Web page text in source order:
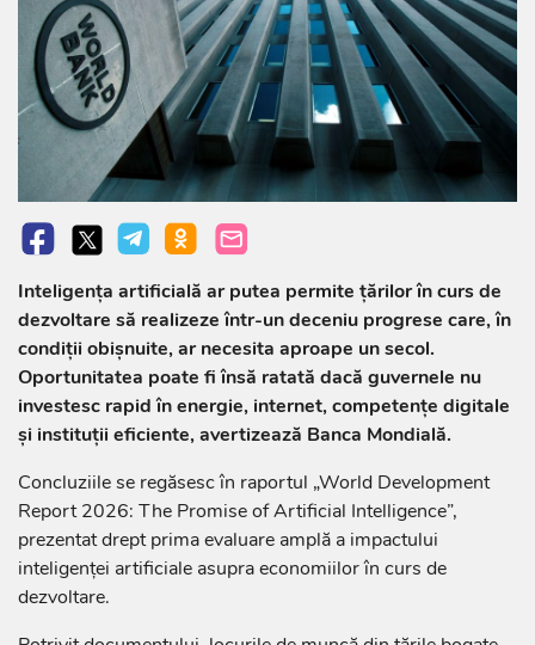
Inteligența artificială ar putea permite țărilor în curs de
dezvoltare să realizeze într-un deceniu progrese care, în
condiții obișnuite, ar necesita aproape un secol.
Oportunitatea poate fi însă ratată dacă guvernele nu
investesc rapid în energie, internet, competențe digitale
și instituții eficiente, avertizează Banca Mondială.
Concluziile se regăsesc în raportul „World Development
Report 2026: The Promise of Artificial Intelligence”,
prezentat drept prima evaluare amplă a impactului
inteligenței artificiale asupra economiilor în curs de
dezvoltare.